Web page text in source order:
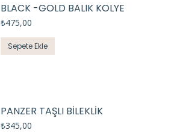
BLACK -GOLD BALIK KOLYE
₺475,00
Sepete Ekle
PANZER TAŞLI BİLEKLİK
₺345,00